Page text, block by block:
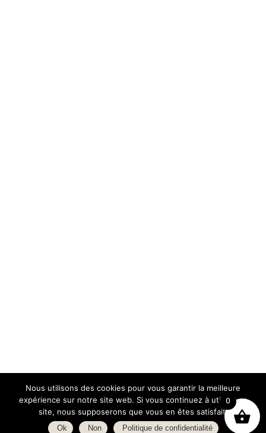
0
Nous utilisons des cookies pour vous garantir la meilleure
expérience sur notre site web. Si vous continuez à utiliser ce
site, nous supposerons que vous en êtes satisfait.
Ok Non Politique de confidentialité